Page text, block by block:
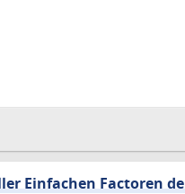
Einfachen Factoren